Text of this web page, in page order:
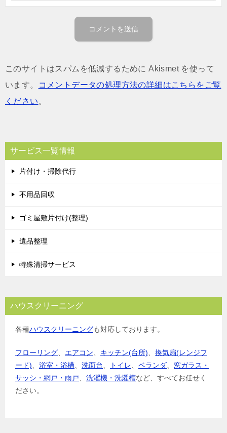
このサイトはスパムを低減するために Akismet を使って
います。
コメントデータの処理方法の詳細はこちらをご覧
ください 。
サービス一覧情報
片付け・掃除代行
不用品回収
ゴミ屋敷片付け(整理)
遺品整理
特殊清掃サービス
ハウスクリーニング
各種ハウスクリーニングも対応しております。
フローリング エアコン キッチン(台所)
換気扇(レンジフ
ード)
浴室・浴槽 洗面台 トイレ ベランダ
窓ガラス・
サッシ・網戸・雨戸
洗濯機・洗濯槽など、すべてお任せく
ださい。